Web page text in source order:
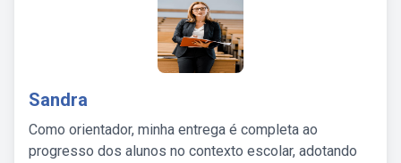
Sandra
Como orientador, minha entrega é completa ao
progresso dos alunos no contexto escolar, adotando